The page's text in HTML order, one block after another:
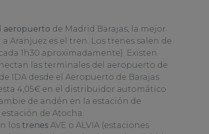
aeropuerto de Madrid Barajas, la mejor
Aranjuez es el tren. Los trenes salen de
1h30 aproximadamente). Existen
las terminales del aeropuerto de
IDA desde el Aeropuerto de Barajas
4,05€ en el distribuidor automático
de andén en la estación de
de Atocha.
los trenes AVE o ALVIA (estaciones